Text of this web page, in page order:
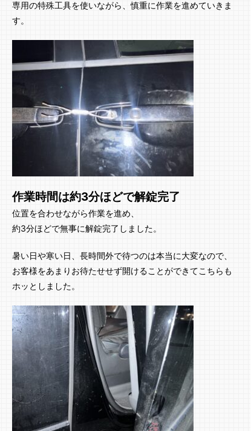
専用の特殊工具を使いながら、慎重に作業を進めていきま
す。
作業時間は約3分ほどで解錠完了
位置を合わせながら作業を進め、
約3分ほどで無事に解錠完了しました。
暑い日や寒い日、長時間外で待つのは本当に大変なので、
お客様をあまりお待たせせず開けることができてこちらも
ホッとしました。